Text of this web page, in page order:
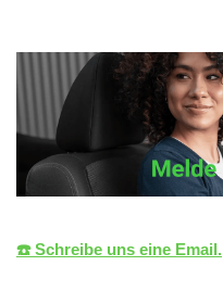
☎️ Schreibe uns eine Email.